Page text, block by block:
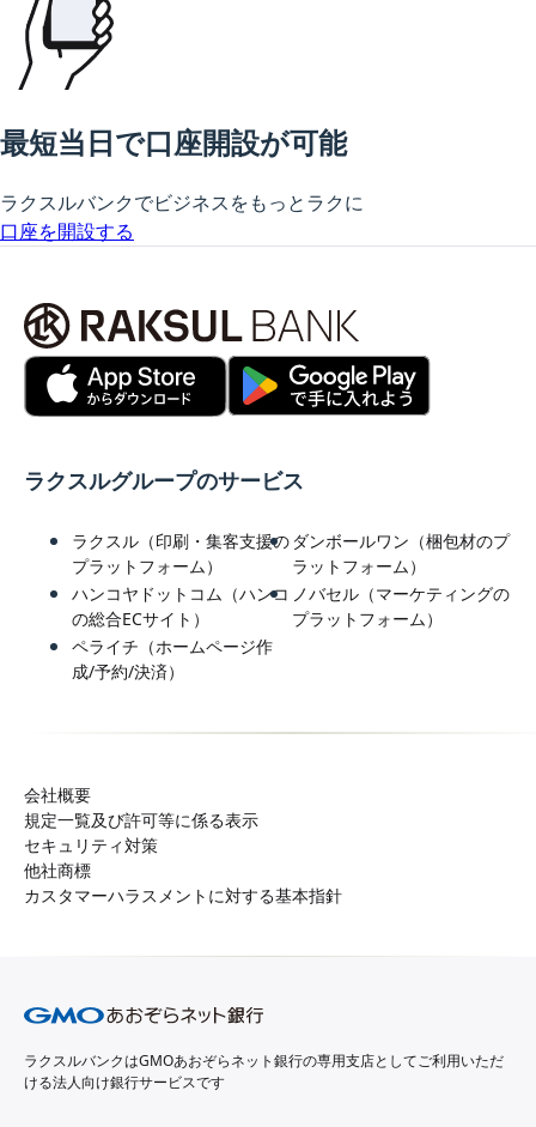
最短当日で口座開設が可能
ラクスルバンクでビジネスをもっとラクに
口座を開設する
ラクスルグループのサービス
ラクスル（印刷・集客支援の
プラットフォーム）
ダンボールワン（梱包材のプ
ラットフォーム）
ハンコヤドットコム（ハンコ
の総合ECサイト）
ノバセル（マーケティングの
プラットフォーム）
ペライチ（ホームページ作
成/予約/決済）
会社概要
規定一覧及び許可等に係る表示
セキュリティ対策
他社商標
カスタマーハラスメントに対する基本指針
ラクスルバンクはGMOあおぞらネット銀行の専用支店としてご利用いただ
ける法人向け銀行サービスです